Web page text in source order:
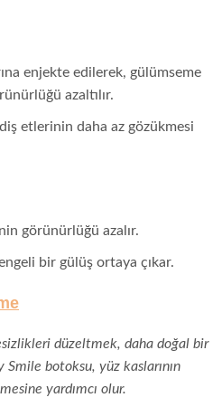
enjekte edilerek, gülümseme
azaltılır.
etlerinin daha az gözükmesi
görünürlüğü azalır.
bir gülüş ortaya çıkar.
düzeltmek, daha doğal bir
botoksu, yüz kaslarının
yardımcı olur.